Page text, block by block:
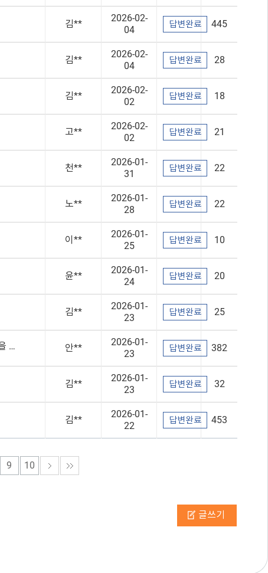
김**
2026-02-
04
답변완료 445
김**
2026-02-
04
답변완료 28
김**
2026-02-
02
답변완료 18
고**
2026-02-
02
답변완료 21
천**
2026-01-
31
답변완료 22
노**
2026-01-
28
답변완료 22
이**
2026-01-
25
답변완료 10
윤**
2026-01-
24
답변완료 20
김**
2026-01-
23
답변완료 25
칭찬합니다. 전하체육센터 14시 줌바 홍지아 강사님의 빛나는 열정과 프로 정신을 응원합니다! 안**
2026-01-
23
답변완료 382
김**
2026-01-
23
답변완료 32
김**
2026-01-
22
답변완료 453
9 10
글쓰기